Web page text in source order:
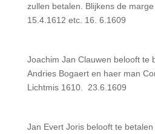
zullen betalen. Blijkens de
15.4.1612 etc. 16. 6.1609
Joachim Jan Clauwen belooft te
Andries Bogaert en haer man
Lichtmis 1610. 23.6.1609
Jan Evert Joris belooft te